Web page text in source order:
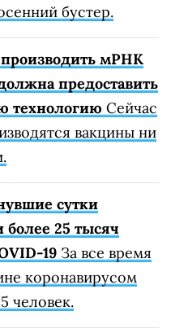
бустер.
мРНК
предоставить
технологию Сейчас
вакцины ни
сутки
более 25 тысяч
19 За все время
коронавирусом
человек.